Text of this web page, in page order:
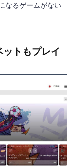
なるゲームがない
トもプレイ